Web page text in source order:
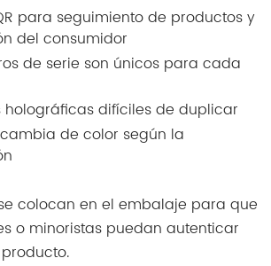
para seguimiento de productos y
del consumidor
de serie son únicos para cada
holográficas difíciles de duplicar
de color según la
colocan en el embalaje para que
o minoristas puedan autenticar